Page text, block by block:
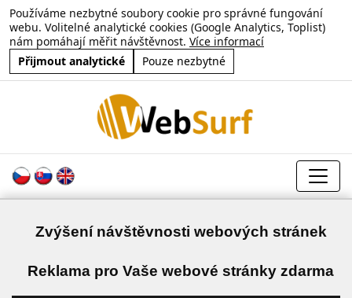
Používáme nezbytné soubory cookie pro správné fungování
webu. Volitelné analytické cookies (Google Analytics, Toplist)
nám pomáhají měřit návštěvnost. Více informací
Přijmout analytické
Pouze nezbytné
Zvýšení návštěvnosti webových stránek
Reklama pro Vaše webové stránky zdarma